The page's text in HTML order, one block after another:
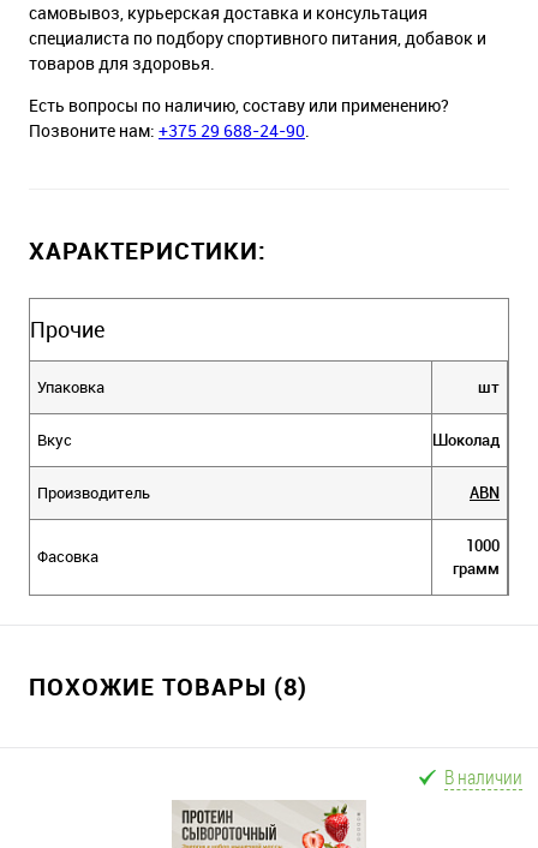
самовывоз, курьерская доставка и консультация
специалиста по подбору спортивного питания, добавок и
товаров для здоровья.
Есть вопросы по наличию, составу или применению?
Позвоните нам: +375 29 688-24-90.
ХАРАКТЕРИСТИКИ:
Прочие
Упаковка шт
Вкус Шоколад
Производитель ABN
Фасовка
1000
грамм
ПОХОЖИЕ ТОВАРЫ (8)
В наличии